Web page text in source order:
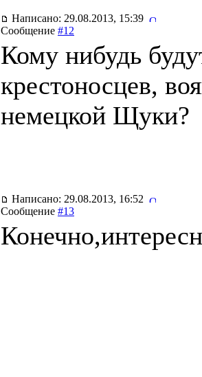
Написано: 29.08.2013, 15:39
Сообщение #12
Кому нибудь
крестоносцев,
немецкой Щуки?
Написано: 29.08.2013, 16:52
Сообщение #13